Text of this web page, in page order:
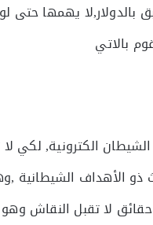
بالدولار,لا يهمها حتى
بالاتي
الكترونية, لكي
ذو الأهداف
لا تقبل النقاش